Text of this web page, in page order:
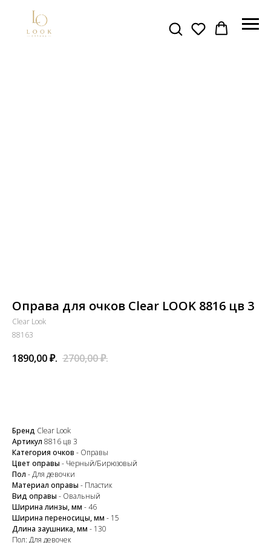
Оправа для очков Clear LOOK 8816 цв 3
Clear Look
88163
1890,00₽. 2700,00₽.
Бренд Clear Look
Артикул 8816 цв 3
Категория очков - Оправы
Цвет оправы - Черный/Бирюзовый
Пол - Для девочки
Материал оправы - Пластик
Вид оправы - Овальный
Ширина линзы, мм - 46
Ширина переносицы, мм - 15
Длина заушника, мм - 130
Пол: Для девочек
Закажите обратный
звонок